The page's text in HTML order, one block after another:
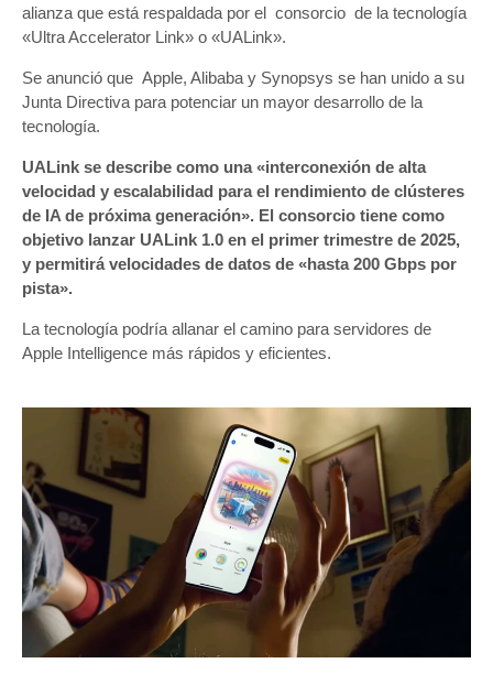
alianza que está respaldada por el consorcio de la tecnología
«Ultra Accelerator Link» o «UALink».
Se anunció que Apple, Alibaba y Synopsys se han unido a su
Junta Directiva para potenciar un mayor desarrollo de la
tecnología.
UALink se describe como una «interconexión de alta
velocidad y escalabilidad para el rendimiento de clústeres
de IA de próxima generación». El consorcio tiene como
objetivo lanzar UALink 1.0 en el primer trimestre de 2025,
y permitirá velocidades de datos de «hasta 200 Gbps por
pista».
La tecnología podría allanar el camino para servidores de
Apple Intelligence más rápidos y eficientes.